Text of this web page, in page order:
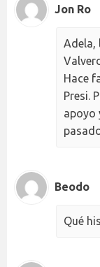
Jon Ro
Adela,
Hace
Presi.
apoyo
Beodo
Qué